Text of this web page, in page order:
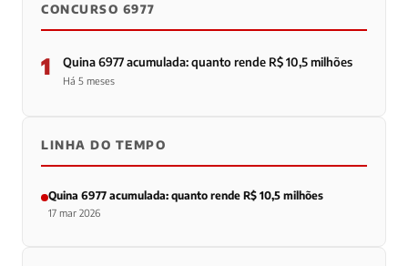
CONCURSO 6977
1 Quina 6977 acumulada: quanto rende R$ 10,5 milhões
Há 5 meses
LINHA DO TEMPO
Quina 6977 acumulada: quanto rende R$ 10,5 milhões
17 mar 2026